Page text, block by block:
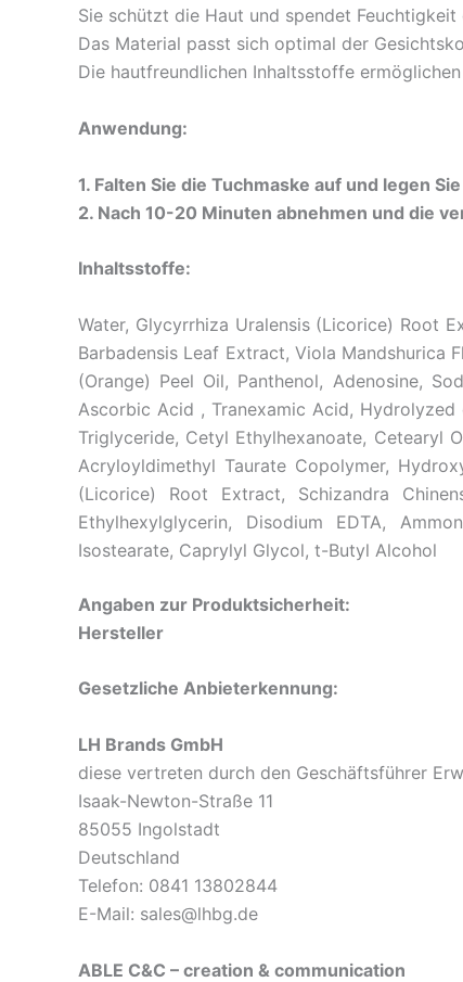
Sie schützt die Haut und spendet
Das Material passt sich optimal der
Die hautfreundlichen Inhaltsstoffe
Anwendung:
1. Falten Sie die Tuchmaske auf und legen
2. Nach 10-20 Minuten abnehmen und die
Inhaltsstoffe:
Water, Glycyrrhiza Uralensis (Licorice) Root
Barbadensis Leaf Extract, Viola Mandshurica
(Orange) Peel Oil, Panthenol, Adenosine,
Ascorbic Acid , Tranexamic Acid,
Triglyceride, Cetyl Ethylhexanoate, Cetearyl
Acryloyldimethyl Taurate Copolymer,
(Licorice) Root Extract, Schizandra
Ethylhexylglycerin, Disodium EDTA,
Isostearate, Caprylyl Glycol, t-Butyl Alcohol
Angaben zur Produktsicherheit:
Hersteller
Gesetzliche Anbieterkennung:
LH Brands GmbH
diese vertreten durch den Geschäftsführer
Isaak-Newton-Straße 11
85055 Ingolstadt
Deutschland
Telefon: 0841 13802844
E-Mail: sales@lhbg.de
ABLE C&C – creation & communication